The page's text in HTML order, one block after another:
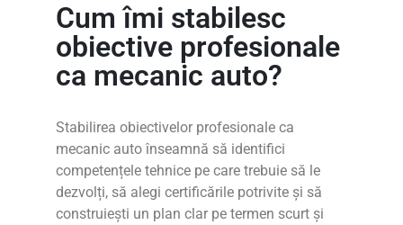
Cum îmi stabilesc
obiective profesionale
ca mecanic auto?
Stabilirea obiectivelor profesionale ca
mecanic auto înseamnă să identifici
competențele tehnice pe care trebuie să le
dezvolți, să alegi certificările potrivite și să
construiești un plan clar pe termen scurt și